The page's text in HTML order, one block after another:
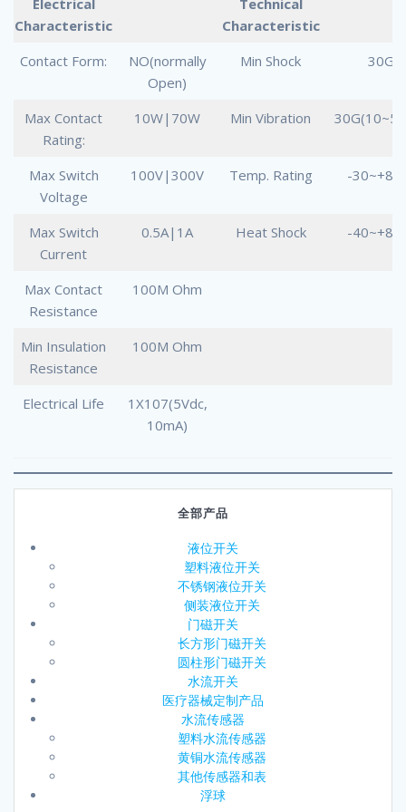
全部产品
液位开关
塑料液位开关
不锈钢液位开关
侧装液位开关
门磁开关
长方形门磁开关
圆柱形门磁开关
水流开关
医疗器械定制产品
水流传感器
塑料水流传感器
黄铜水流传感器
其他传感器和表
浮球
Characteristic
Characteristic
Contact Form:
NO(normally
Open)
Min Shock 30G
Max Contact
Rating:
10W|70W Min Vibration
Max Switch
Voltage
100V|300V Temp. Rating -
Max Switch
Current
0.5A|1A Heat Shock -
Max Contact
Resistance
100M Ohm
Min Insulation
Resistance
100M Ohm
Electrical Life
1X107(5Vdc,
10mA)